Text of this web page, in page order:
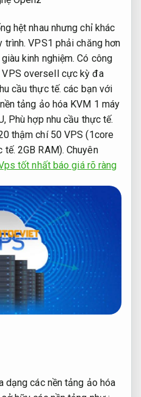
hệt nhau nhưng chỉ khác
trình. VPS1 phải chăng hơn
kinh nghiệm. Có công
oversell cực kỳ đa
cầu thực tế. các bạn với
tảng ảo hóa KVM 1 máy
Phù hợp nhu cầu thực tế.
thậm chí 50 VPS (1core
tế. 2GB RAM).Chuyên
tốt nhất báo giá rõ ràng
các nền tảng ảo hóa